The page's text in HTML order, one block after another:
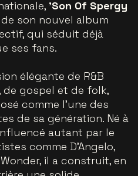
'Son Of Spergy
son nouvel album
qui séduit déjà
ses fans.
élégante de R&B
de gospel et de folk,
comme l’une des
de sa génération. Né à
autant par le
comme D’Angelo,
il a construit, en